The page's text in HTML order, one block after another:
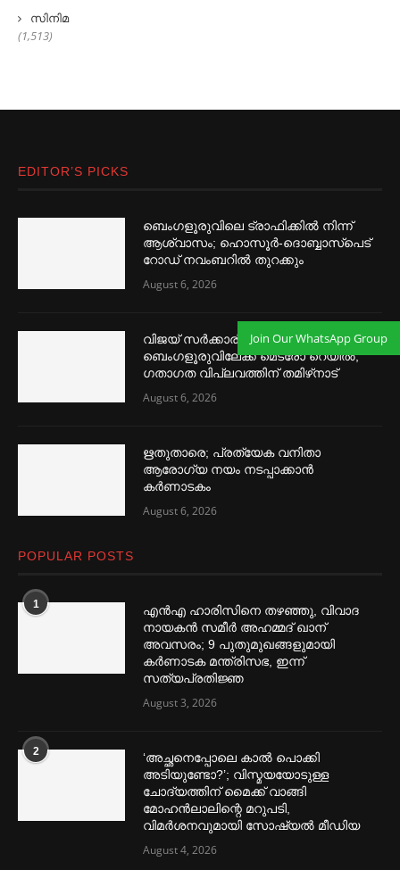
സിനിമ
(1,513)
EDITOR’S PICKS
ബെംഗളൂരുവിലെ ട്രാഫിക്കില്‍ നിന്ന്
ആശ്വാസം; ഹൊസൂര്‍-ദൊബ്ബാസ്പെട്
റോഡ് നവംബറില്‍ തുറക്കും
August 6, 2026
വിജയ് സര്‍ക്കാരിന്റെ മാസ്റ്റര്‍ പ്ലാന്‍;
ബെംഗളൂരുവിലേക്ക് മെട്രോ റെയില്‍,
ഗതാഗത വിപ്ലവത്തിന് തമിഴ്‌നാട്
August 6, 2026
ഋതുതാരെ; പ്രത്യേക വനിതാ
ആരോഗ്യ നയം നടപ്പാക്കാൻ
കര്‍ണാടകം
August 6, 2026
POPULAR POSTS
1
എൻഎ ഹാരിസിനെ തഴ‌‍ഞ്ഞു, വിവാദ
നായകൻ സമീര്‍ അഹമ്മദ് ഖാന്
അവസരം; 9 പുതുമുഖങ്ങളുമായി
കര്‍ണാടക മന്ത്രിസഭ, ഇന്ന്
സത്യപ്രതിജ്ഞ
August 3, 2026
2
‘അച്ഛനെപ്പോലെ കാല്‍ പൊക്കി
അടിയുണ്ടോ?’; വിസ്മയയോടുള്ള
ചോദ്യത്തിന് മൈക്ക് വാങ്ങി
മോഹൻലാലിന്റെ മറുപടി,
വിമര്‍ശനവുമായി സോഷ്യല്‍ മീഡിയ
August 4, 2026
Join Our WhatsApp Group